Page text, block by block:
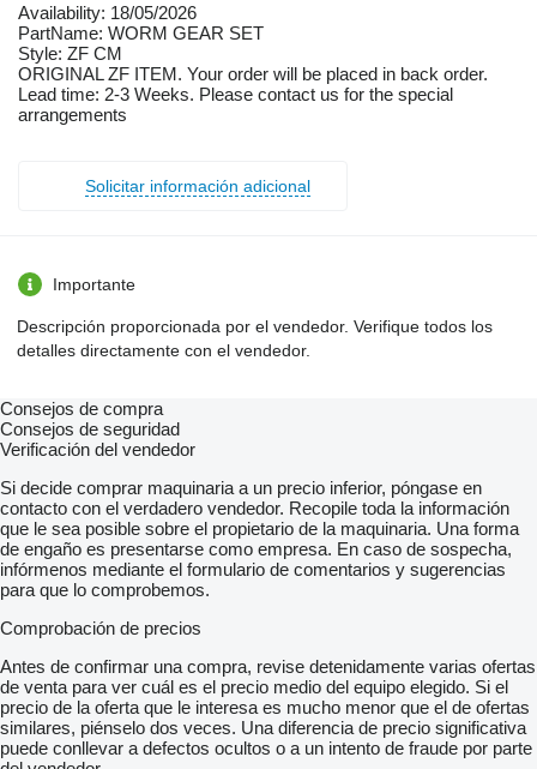
Availability: 18/05/2026
PartName: WORM GEAR SET
Style: ZF CM
ORIGINAL ZF ITEM. Your order will be placed in back order.
Lead time: 2-3 Weeks. Please contact us for the special
arrangements
Solicitar información adicional
Importante
Descripción proporcionada por el vendedor. Verifique todos los
detalles directamente con el vendedor.
Consejos de compra
Consejos de seguridad
Verificación del vendedor
Si decide comprar maquinaria a un precio inferior, póngase en
contacto con el verdadero vendedor. Recopile toda la información
que le sea posible sobre el propietario de la maquinaria. Una forma
de engaño es presentarse como empresa. En caso de sospecha,
infórmenos mediante el formulario de comentarios y sugerencias
para que lo comprobemos.
Comprobación de precios
Antes de confirmar una compra, revise detenidamente varias ofertas
de venta para ver cuál es el precio medio del equipo elegido. Si el
precio de la oferta que le interesa es mucho menor que el de ofertas
similares, piénselo dos veces. Una diferencia de precio significativa
puede conllevar a defectos ocultos o a un intento de fraude por parte